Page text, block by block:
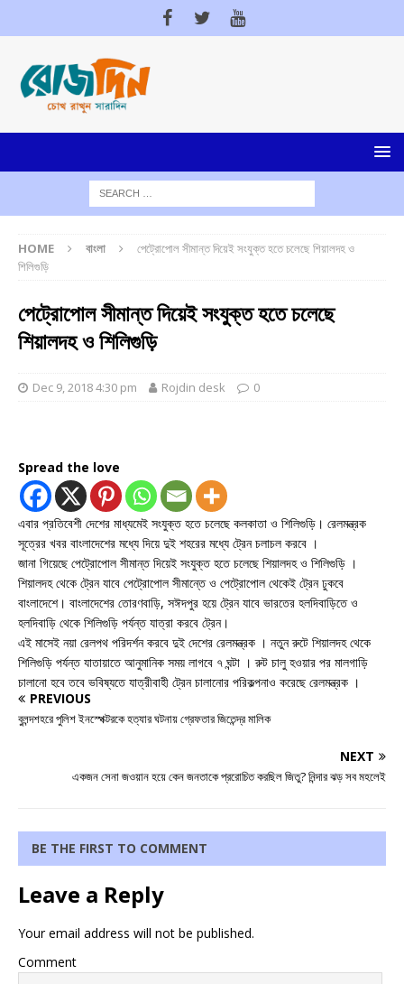
HOME বাংলা
পেট্রোপোল সীমান্ত দিয়েই সংযুক্ত হতে চলেছে শিয়ালদহ ও
শিলিগুড়ি
পেট্রোপোল সীমান্ত দিয়েই সংযুক্ত হতে চলেছে
শিয়ালদহ ও শিলিগুড়ি
Dec 9, 2018 4:30 pm Rojdin desk 0
Spread the love
এবার প্রতিবেশী দেশের মাধ্যমেই সংযুক্ত হতে চলেছে কলকাতা ও শিলিগুড়ি। রেলমন্ত্রক
সূত্রের খবর বাংলাদেশের মধ্যে দিয়ে দুই শহরের মধ্যে ট্রেন চলাচল করবে ।
জানা গিয়েছে পেট্রোপোল সীমান্ত দিয়েই সংযুক্ত হতে চলেছে শিয়ালদহ ও শিলিগুড়ি ।
শিয়ালদহ থেকে ট্রেন যাবে পেট্রোপোল সীমান্তে ও পেট্রোপোল থেকেই ট্রেন ঢুকবে
বাংলাদেশে। বাংলাদেশের তোরণবাড়ি, সঈদপুর হয়ে ট্রেন যাবে ভারতের হলদিবাড়িতে ও
হলদিবাড়ি থেকে শিলিগুড়ি পর্যন্ত যাত্রা করবে ট্রেন।
এই মাসেই নয়া রেলপথ পরিদর্শন করবে দুই দেশের রেলমন্ত্রক । নতুন রুটে শিয়ালদহ থেকে
শিলিগুড়ি পর্যন্ত যাতায়াতে আনুমানিক সময় লাগবে ৭ ঘন্টা । রুট চালু হওয়ার পর মালগাড়ি
চালানো হবে তবে ভবিষ্যতে যাত্রীবাহী ট্রেন চালানোর পরিকল্পনাও করেছে রেলমন্ত্রক ।
PREVIOUS
বুলন্দশহরে পুলিশ ইনস্পেক্টরকে হত্যার ঘটনায় গ্রেফতার জিতেন্দ্র মালিক
NEXT
একজন সেনা জওয়ান হয়ে কেন জনতাকে প্ররোচিত করছিল জিতু? নিন্দার ঝড় সব মহলেই
BE THE FIRST TO COMMENT
Leave a Reply
Your email address will not be published.
Comment